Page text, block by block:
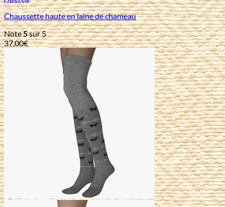
Chaussette haute en laine de chameau
Note5sur 5
37,00€